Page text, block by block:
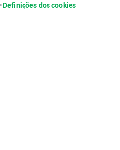
•Definições dos cookies